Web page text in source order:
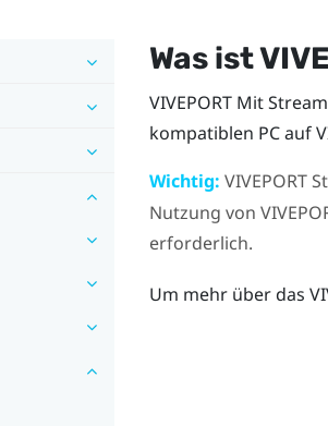
Was ist
VIVEPORTMit
kompatiblen PC auf
Wichtig: VIVEPORT
Nutzung von
erforderlich.
Um mehr über das